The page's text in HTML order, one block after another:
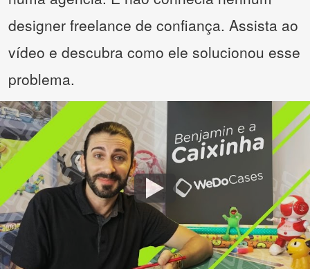
designer freelance de confiança. Assista ao
vídeo e descubra como ele solucionou esse
problema.